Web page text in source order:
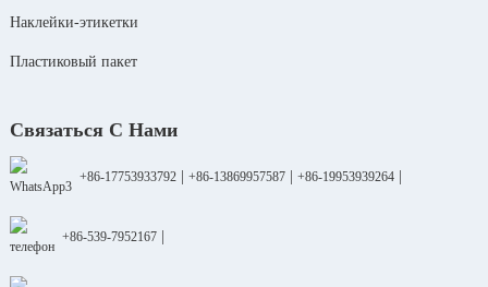
Наклейки-этикетки
Пластиковый пакет
Связаться С Нами
+86-17753933792| +86-13869957587| +86-19953939264|
+86-539-7952167|